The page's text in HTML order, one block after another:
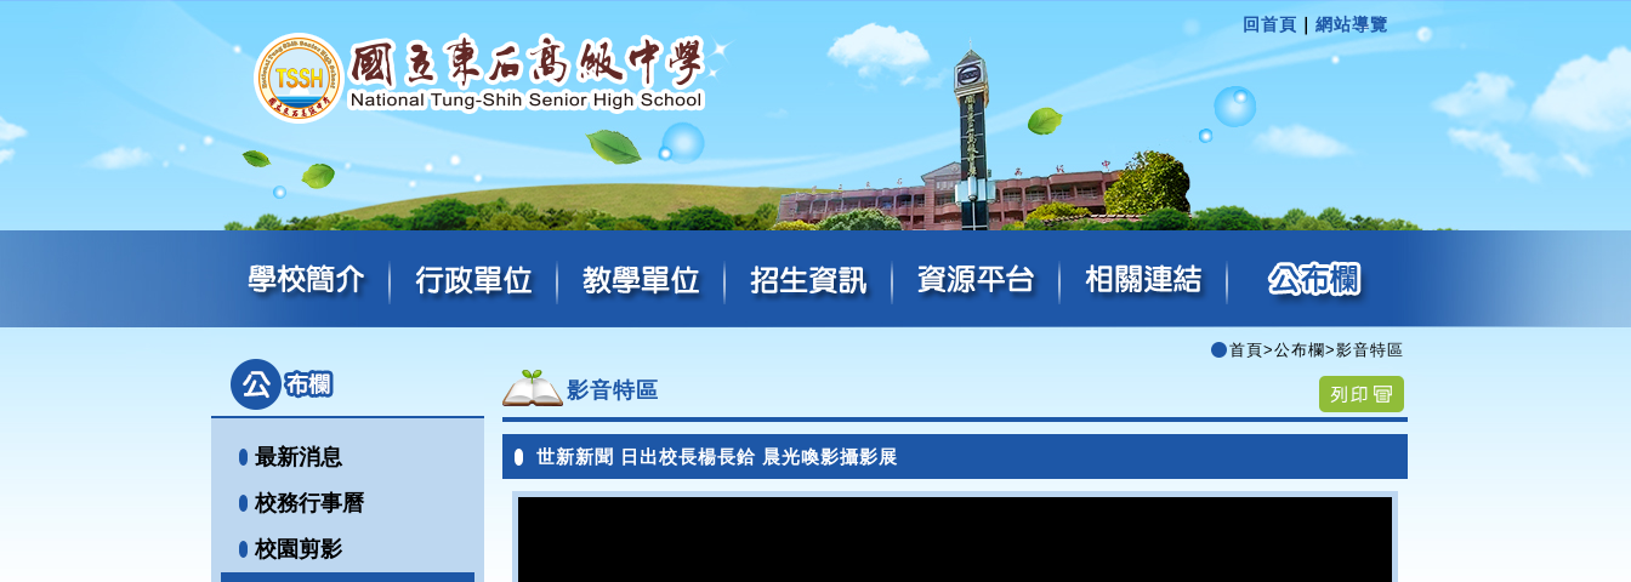
回首頁 網站導覽
最新消息
校務行事曆
校園剪影
首頁>公布欄>影音特區
影音特區
世新新聞 日出校長楊長鉿 晨光喚影攝影展